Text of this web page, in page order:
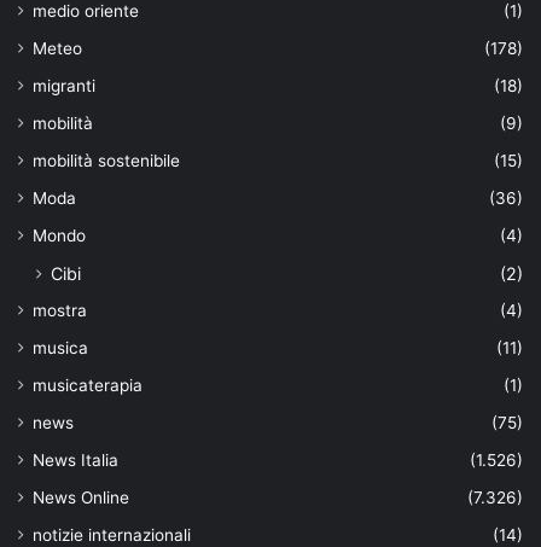
medio oriente
(1)
Meteo
(178)
migranti
(18)
mobilità
(9)
mobilità sostenibile
(15)
Moda
(36)
Mondo
(4)
Cibi (2)
mostra
(4)
musica
(11)
musicaterapia
(1)
news
(75)
News Italia
(1.526)
News Online
(7.326)
notizie internazionali
(14)